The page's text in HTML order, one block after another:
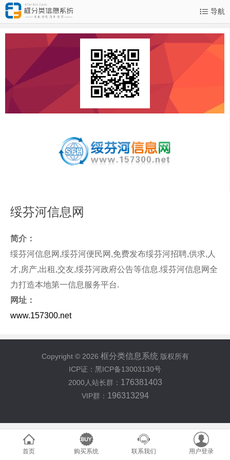
导航
绥芬河信息网
简介：
绥芬河信息网,绥芬河便民网,免费发布绥芬河招聘,供求,人
才,房产,出租,交友,绥芬河政府公告等信息.绥芬河信息网全
力打造本地第一信息服务平台.
网址：
www.157300.net
首页 购买系统 联系我们 用户登录
Copyright © 2026 框分类信息系统版权所有
ICP证：黑ICP备13003130号
2000人站长群： 176381403
VIP群： 196313294